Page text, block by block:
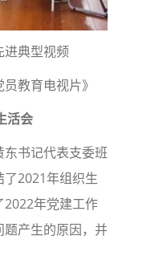
进典型视频
教育电视片》
活会
书记代表支委班
2021年组织生
2022年党建工作
产生的原因，并